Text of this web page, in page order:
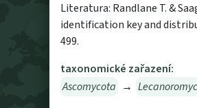
Literatura: Randlane T. &
identification key and
499.
taxonomické zařazení:
Ascomycota →